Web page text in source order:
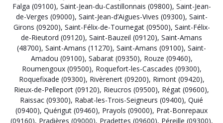
Falga (09100), Saint-Jean-du-Castillonnais (09800), Saint-Jean-
de-Verges (09000), Saint-Jean-d’Aigues-Vives (09300), Saint-
Girons (09200), Saint-Félix-de-Tournegat (09500), Saint-Félix-
de-Rieutord (09120), Saint-Bauzeil (09120), Saint-Amans
(48700), Saint-Amans (11270), Saint-Amans (09100), Saint-
Amadou (09100), Sabarat (09350), Rouze (09460),
Roumengoux (09500), Roquefort-les-Cascades (09300),
Roquefixade (09300), Rivèrenert (09200), Rimont (09420),
Rieux-de-Pelleport (09120), Rieucros (09500), Régat (09600),
Raissac (09300), Rabat-les-Trois-Seigneurs (09400), Quié
(09400), Quérigut (09460), Prayols (09000), Prat-Bonrepaux
(09160), Pradières (09000), Pradettes (09600), Péreille (09300),